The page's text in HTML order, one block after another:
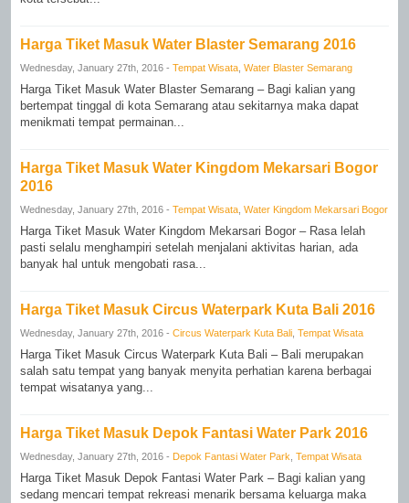
Harga Tiket Masuk Water Blaster Semarang 2016
Wednesday, January 27th, 2016 -Tempat Wisata ,Water Blaster Semarang
Harga Tiket Masuk Water Blaster Semarang – Bagi kalian yang
bertempat tinggal di kota Semarang atau sekitarnya maka dapat
menikmati tempat permainan...
Harga Tiket Masuk Water Kingdom Mekarsari Bogor
2016
Wednesday, January 27th, 2016 -Tempat Wisata ,Water Kingdom Mekarsari Bogor
Harga Tiket Masuk Water Kingdom Mekarsari Bogor – Rasa lelah
pasti selalu menghampiri setelah menjalani aktivitas harian, ada
banyak hal untuk mengobati rasa...
Harga Tiket Masuk Circus Waterpark Kuta Bali 2016
Wednesday, January 27th, 2016 -Circus Waterpark Kuta Bali ,Tempat Wisata
Harga Tiket Masuk Circus Waterpark Kuta Bali – Bali merupakan
salah satu tempat yang banyak menyita perhatian karena berbagai
tempat wisatanya yang...
Harga Tiket Masuk Depok Fantasi Water Park 2016
Wednesday, January 27th, 2016 - Depok Fantasi Water Park ,Tempat Wisata
Harga Tiket Masuk Depok Fantasi Water Park – Bagi kalian yang
sedang mencari tempat rekreasi menarik bersama keluarga maka